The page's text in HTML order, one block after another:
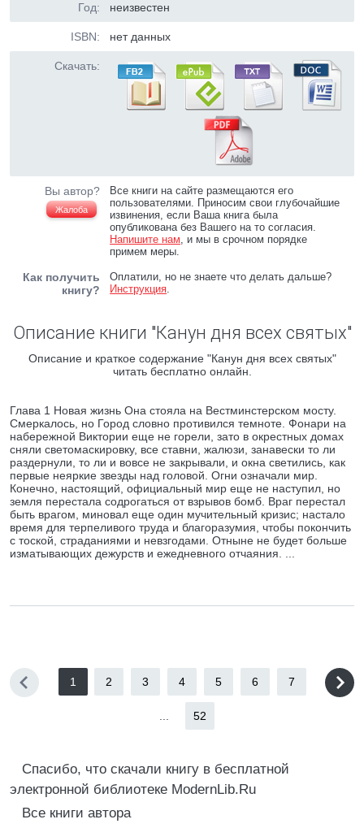
Год: неизвестен
ISBN: нет данных
Скачать:
Вы автор?
Жалоба
Все книги на сайте размещаются его
пользователями. Приносим свои глубочайшие
извинения, если Ваша книга была
опубликована без Вашего на то согласия.
Напишите нам, и мы в срочном порядке
примем меры.
Как получить
книгу?
Оплатили, но не знаете что делать дальше?
Инструкция.
Описание книги "Канун дня всех святых"
Описание и краткое содержание "Канун дня всех святых"
читать бесплатно онлайн.
Глава 1 Новая жизнь Она стояла на Вестминстерском мосту.
Смеркалось, но Город словно противился темноте. Фонари на
набережной Виктории еще не горели, зато в окрестных домах
сняли светомаскировку, все ставни, жалюзи, занавески то ли
раздернули, то ли и вовсе не закрывали, и окна светились, как
первые неяркие звезды над головой. Огни означали мир.
Конечно, настоящий, официальный мир еще не наступил, но
земля перестала содрогаться от взрывов бомб. Враг перестал
быть врагом, миновал еще один мучительный кризис; настало
время для терпеливого труда и благоразумия, чтобы покончить
с тоской, страданиями и невзгодами. Отныне не будет больше
изматывающих дежурств и ежедневного отчаяния. ...
1 2 3 4 5 6 7
52
Спасибо, что скачали книгу в бесплатной
электронной библиотеке ModernLib.Ru
Все книги автора